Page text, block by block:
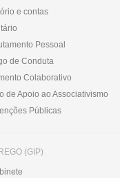
e contas
Pessoal
de Conduta
Colaborativo
de Apoio ao Associativismo
Públicas
(GIP)